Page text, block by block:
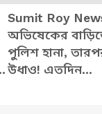
Sumit Roy
অভিষেকের
পুলিশ হানা,
উধাও! এতদিন